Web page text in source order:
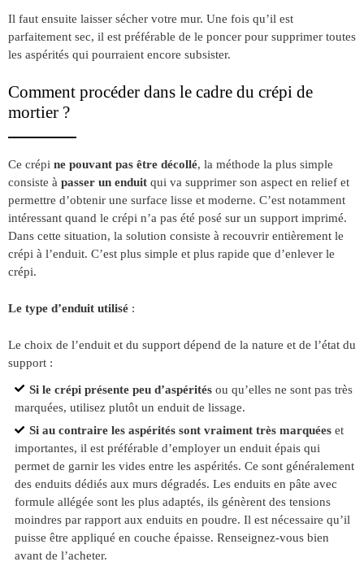
Il faut ensuite laisser sécher votre mur. Une fois qu’il est
parfaitement sec, il est préférable de le poncer pour supprimer toutes
les aspérités qui pourraient encore subsister.
Comment procéder dans le cadre du crépi de
mortier ?
Ce crépi ne pouvant pas être décollé, la méthode la plus simple
consiste à passer un enduit qui va supprimer son aspect en relief et
permettre d’obtenir une surface lisse et moderne. C’est notamment
intéressant quand le crépi n’a pas été posé sur un support imprimé.
Dans cette situation, la solution consiste à recouvrir entièrement le
crépi à l’enduit. C’est plus simple et plus rapide que d’enlever le
crépi.
Le type d’enduit utilisé :
Le choix de l’enduit et du support dépend de la nature et de l’état du
support :
Si le crépi présente peu d’aspéritésou qu’elles ne sont pas très
marquées, utilisez plutôt un enduit de lissage.
Si au contraire les aspérités sont vraiment très marquéeset
importantes, il est préférable d’employer un enduit épais qui
permet de garnir les vides entre les aspérités. Ce sont généralement
des enduits dédiés aux murs dégradés. Les enduits en pâte avec
formule allégée sont les plus adaptés, ils génèrent des tensions
moindres par rapport aux enduits en poudre. Il est nécessaire qu’il
puisse être appliqué en couche épaisse. Renseignez-vous bien
avant de l’acheter.